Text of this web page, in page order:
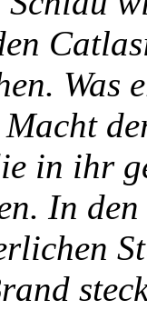
Was
in ihr
In